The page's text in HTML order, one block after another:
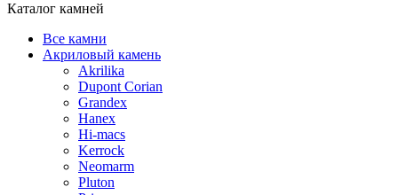
Каталог камней
Все камни
Акриловый камень
Akrilika
Dupont Corian
Grandex
Hanex
Hi-macs
Kerrock
Neomarm
Pluton